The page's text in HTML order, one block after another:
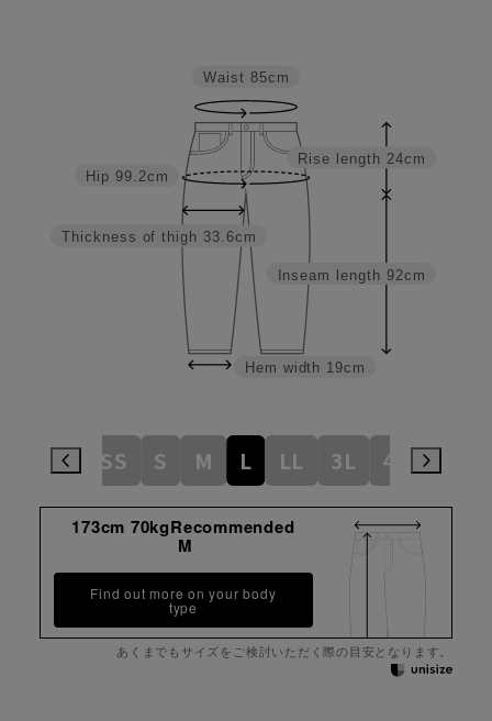
Inseam length 92cm
Rise length 24cm
Hem width 19cm
Thickness of thigh 33.6cm
Hip 99.2cm
Waist 85cm
3S SS S M L LL 3L 4L
173cm 70kgRecommended
M
Find out more on your body
type
あくまでもサイズをご検討いただく際の目安となります。